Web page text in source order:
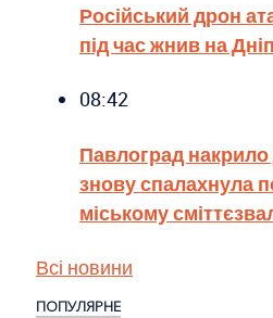
Російський дрон
під час жнив на
08:42
Павлоград
знову спалахнула
міському
Всі новини
ПОПУЛЯРНЕ